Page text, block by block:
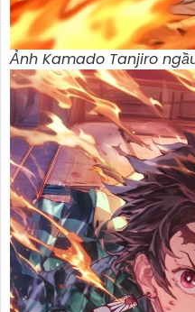
Ảnh Kamado Tanjiro